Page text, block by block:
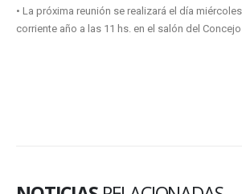
• La próxima reunión se realizará el día
corriente año a las 11 hs. en el salón del